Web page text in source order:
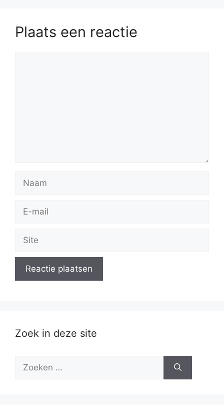
Plaats een reactie
Naam
Site
Zoek in deze site
Zoek